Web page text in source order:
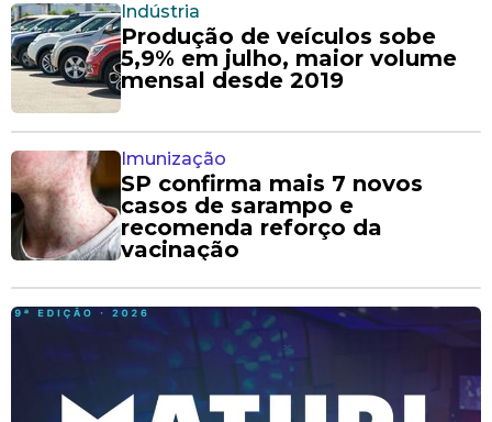
Indústria
Produção de veículos sobe
5,9% em julho, maior volume
mensal desde 2019
Imunização
SP confirma mais 7 novos
casos de sarampo e
recomenda reforço da
vacinação